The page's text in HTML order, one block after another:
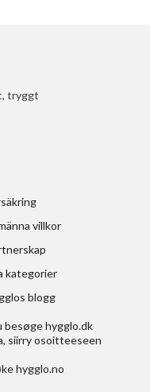
tryggt
villkor
kategorier
blogg
besøgehygglo.dk
, siirry osoitteeseen
hygglo.no